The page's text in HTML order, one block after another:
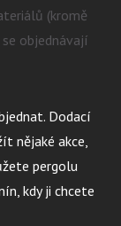
(kromě
objednávají
Dodací
nějaké akce,
pergolu
kdy ji chcete